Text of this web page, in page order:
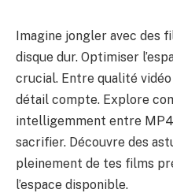
Imagine jongler avec des
disque dur. Optimiser
crucial. Entre qualité
détail compte. Explore
intelligemment entre
sacrifier. Découvre des
pleinement de tes films
l’espace disponible.